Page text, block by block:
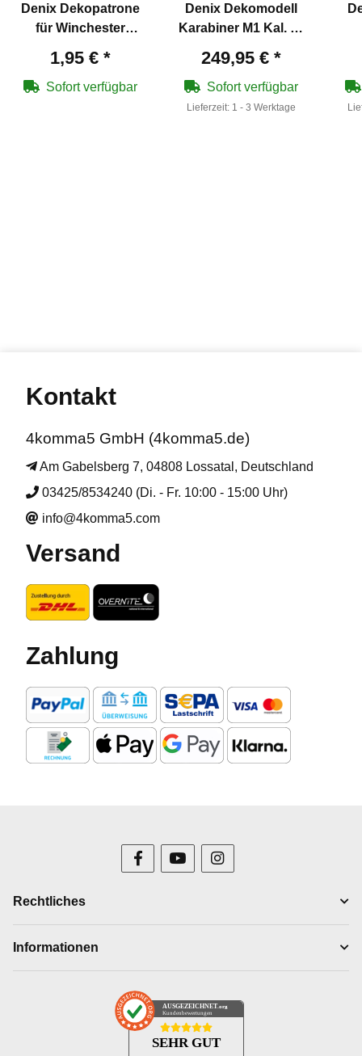
Denix Dekopatrone
für Winchester
1,95 € *
Sofort verfügbar
Denix Dekomodell
Karabiner M1 Kal. 30
249,95 € *
Sofort verfügbar
Lieferzeit: 1 - 3 Werktage
Kontakt
4komma5 GmbH (4komma5.de)
Am Gabelsberg 7, 04808 Lossatal, Deutschland
03425/8534240 (Di. - Fr. 10:00 - 15:00 Uhr)
info@4komma5.com
Versand
Zahlung
Rechtliches
Informationen
AUSGEZEICHNET .org
Kundenbewertungen
SEHR GUT